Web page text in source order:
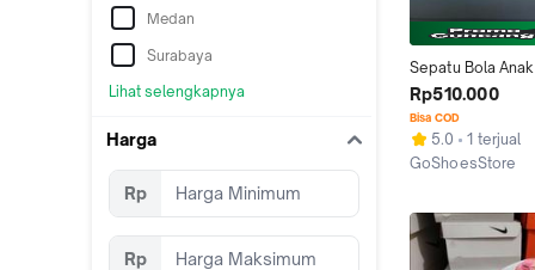
Medan
Surabaya
Lihat selengkapnya
Harga
Rp
Rp
Sepatu Bola
Mercurial vapor15
White Pink Fg
Rp510.000
Bisa COD
5.0
1 terjual
GoShoesStore